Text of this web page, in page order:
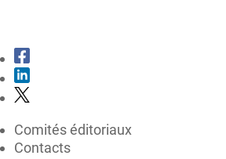
Comités éditoriaux
Contacts